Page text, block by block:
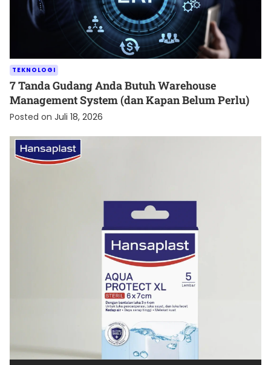
TEKNOLOGI
7 Tanda Gudang Anda Butuh Warehouse
Management System (dan Kapan Belum Perlu)
Posted on Juli 18, 2026
Cara Menjaga Luka agar Cepat Kering dan Tetap